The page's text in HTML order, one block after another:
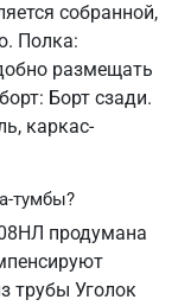
собранной,
Полка:
размещать
Борт сзади.
каркас-
тумбы?
продумана
трубы Уголок